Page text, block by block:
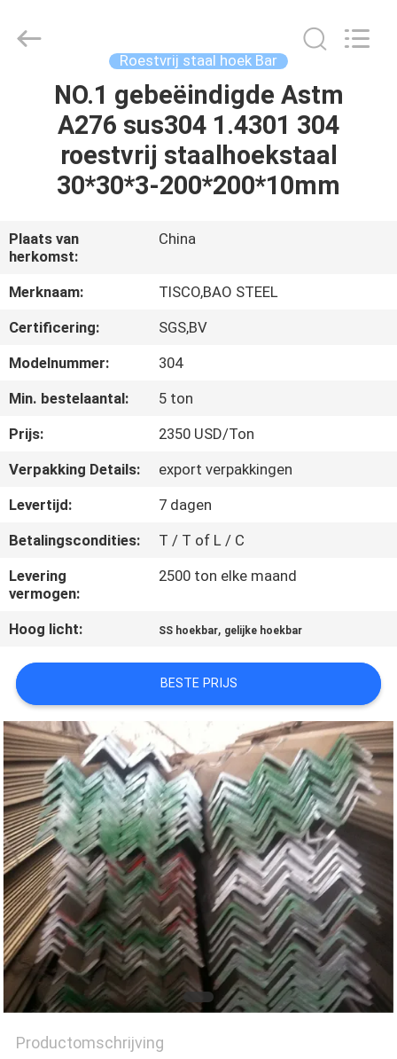
PRODUCTEN
ONS
FABRIEKSREIS
KWALITEITSCONTROLE
CONTACTEER
ONS
NIEUWS
GEVALLEN
COMPANY
NEWS
SITEMAP
PRIVACY
POLICY
INDUSTRIAL
LIMITED.
Roestvrij staal hoek Bar
NO.1 gebeëindigde Astm
A276 sus304 1.4301 304
roestvrij staalhoekstaal
30*30*3-200*200*10mm
Plaats van
herkomst:
China
Merknaam:
TISCO,BAO STEEL
Certificering:
SGS,BV
Modelnummer:
304
Min. bestelaantal:
5 ton
Prijs:
2350 USD/Ton
Verpakking Details:
export verpakkingen
Levertijd:
7 dagen
Betalingscondities:
T / T of L / C
Levering
vermogen:
2500 ton elke maand
Hoog licht: SS hoekbar, gelijke hoekbar
BESTE PRIJS
Productomschrijving